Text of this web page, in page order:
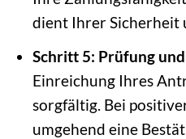
dient Ihrer Sicherheit
Schritt 5: Prüfung
Einreichung Ihres
sorgfältig. Bei
umgehend eine